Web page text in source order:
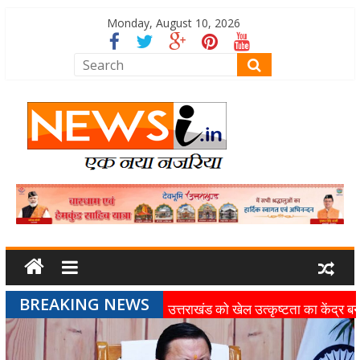
Monday, August 10, 2026
BREAKING NEWS
उत्तराखंड को खेल उत्कृष्टता का केंद्र
की दिशा में तेजी से आगे बढ़ रही उत्तराखंड
स्पोर्ट्स यूनिवर्सिटी परियोजना